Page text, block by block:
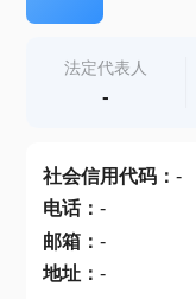
查产地
法定代表人
-
社会信用代码： -
电话： -
邮箱： -
地址： -